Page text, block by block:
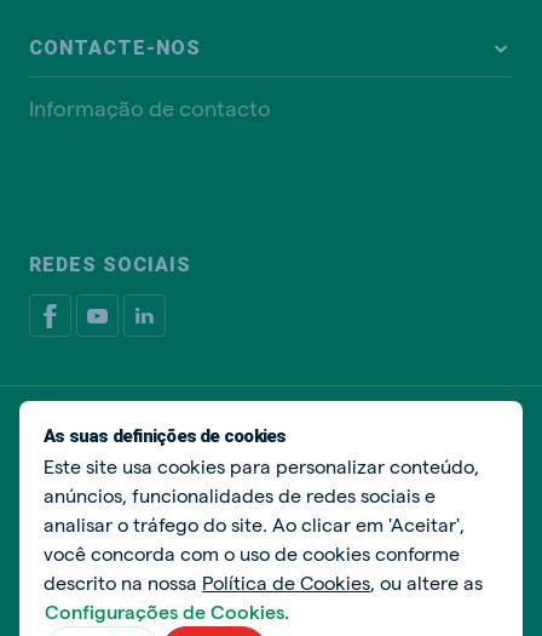
As suas definições de cookies
Este site usa cookies para personalizar conteúdo,
anúncios, funcionalidades de redes sociais e
analisar o tráfego do site. Ao clicar em 'Aceitar',
você concorda com o uso de cookies conforme
descrito na nossa Política de Cookies, ou altere as
Configurações de Cookies.
CONTACTE-NOS
Informação de contacto
REDES SOCIAIS
Política de privacidadePolítica de cookies
Livro de Reclamações
© De Heus Nutrição Animal